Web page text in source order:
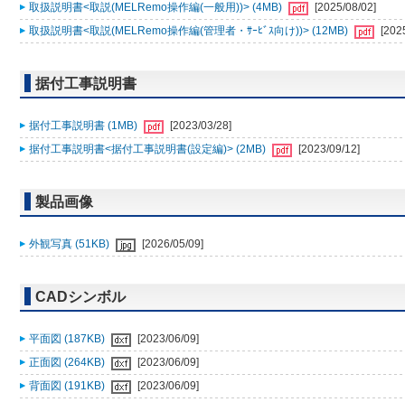
取扱説明書<取説(MELRemo操作編(一般用))> (4MB)
[2025/08/02]
取扱説明書<取説(MELRemo操作編(管理者・ｻｰﾋﾞｽ向け))> (12MB)
据付工事説明書
据付工事説明書 (1MB)
[2023/03/28]
据付工事説明書<据付工事説明書(設定編)> (2MB)
[2023/09/12]
製品画像
外観写真 (51KB) [2026/05/09]
CADシンボル
平面図 (187KB)
[2023/06/09]
正面図 (264KB)
[2023/06/09]
背面図 (191KB)
[2023/06/09]